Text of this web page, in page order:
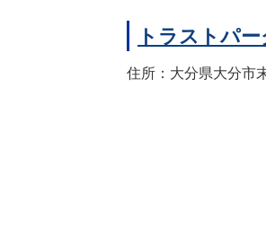
トラストパ
住所：大分県大分市